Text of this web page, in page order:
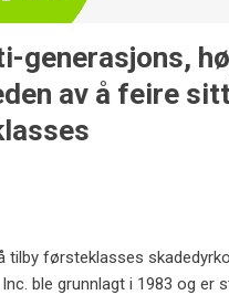
generasjons,
av å feire
tilby førsteklasses
ble grunnlagt i 1983 og er